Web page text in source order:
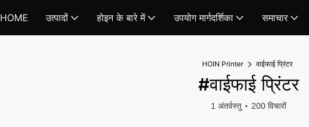
HOME उत्पादों होइन के बारे में उपयोग मार्गदर्शिका समाचार
HOIN Printer वाईफाई प्रिंटर
#वाईफाई प्रिंटर
1 अंतर्वस्तु 200 विचारों